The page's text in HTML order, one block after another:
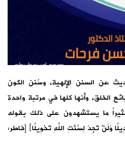
عن السنن الإلهية، وسُنن الكون
الخلق، وأنها كلها في مرتبة واحدة
ما يستشهدون على ذلك بقوله
وَلَنْ تَجِدَ لِسُنَّتِ اللَّهِ تَحْوِيلًا﴾ [فاطر: